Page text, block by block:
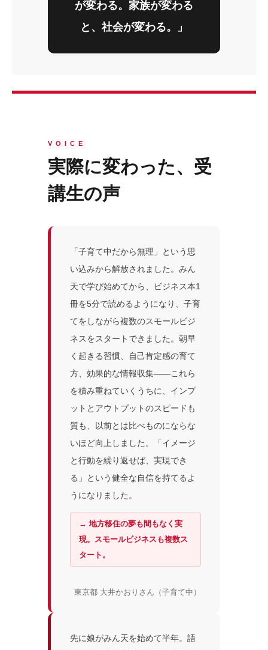
が変わる。家族が変わる
と、社会が変わる。」
VOICE
実際に変わった、受
講生の声
「子育て中だから無理」という思
い込みから解放されました。みん
天で学び始めてから、ビジネス本1
冊を5分で読めるようになり、子育
てをしながら複数のスモールビジ
ネスをスタートできました。朝早
く起きる習慣、自己肯定感の育て
方、効果的な情報収集——これら
を積み重ねていくうちに、インプ
ットとアウトプットのスピードも
質も、以前とは比べものにならな
いほど向上しました。「イメージ
と行動を繰り返せば、実現でき
る」という健全な自信を持てるよ
うになりました。
→ 地方移住の夢も間もなく実
現。スモールビジネスも複数ス
タート。
東京都 大井かおりさん（子育て中）
先に娘がみん天を始めて半年。語